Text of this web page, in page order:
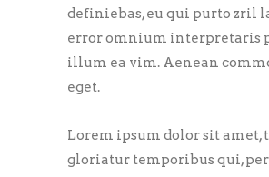
definiebas, eu qui purto zril
error omnium interpretaris
illum ea vim. Aenean
eget.
Lorem ipsum dolor sit amet,
gloriatur temporibus qui,